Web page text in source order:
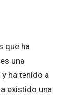
que ha
una
ha tenido a
existido una